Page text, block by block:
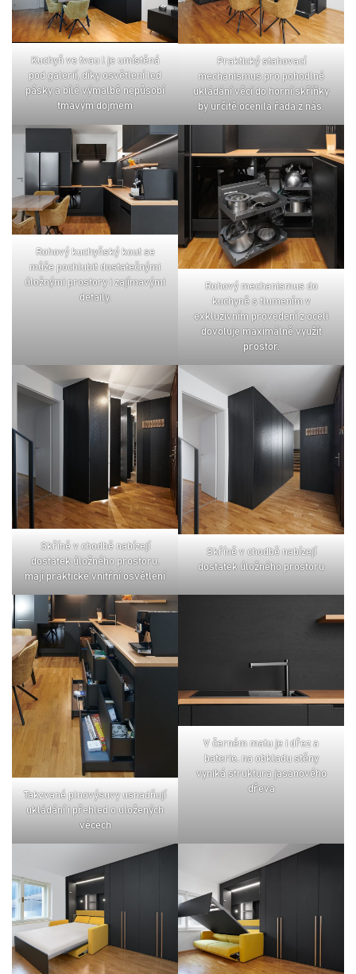
kuchyň ve tvau l je umístěná
pod galerií, díky osvětlení led
pásky a bílé výmalbě nepůsobí
tmavým dojmem
praktický stahovací
mechanismus pro pohodlné
ukládání věcí do horní skříňky
by určitě ocenila řada z nás.
rohový kuchyňský kout se
může pochlubit dostatečnými
úložnými prostory i zajímavými
detaily.
rohový mechanismus do
kuchyně s tlumením v
exkluzivním provedení z oceli
dovoluje maximálně využít
prostor.
skříně v chodbě nabízejí
dostatek úložného prostoru.
mají praktické vnitřní osvětlení
skříně v chodbě nabízejí
dostatek úložného prostoru
takzvané plnovýsuvy usnadňují
ukládání i přehled o uložených
věcech
v černém matu je i dřez a
baterie. na obkladu stěny
vyniká struktura jasanového
dřeva